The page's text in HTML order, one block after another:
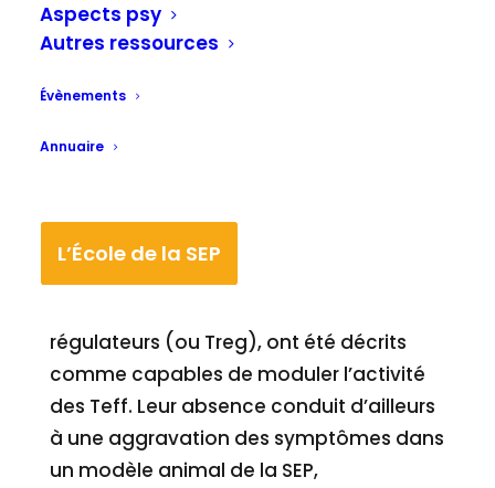
Aspects psy
Autres ressources
Évènements
Annuaire
L’École de la SEP
ouvrent de nouvelles perspectives
thérapeutiques.
(…) Dans la sclérose en plaques (SEP)
protectrice qui entoure les fibres
nerveuses. des cellules nerveuses.
régulateurs (ou Treg), ont été décrits
comme capables de moduler l’activité
des Teff. Leur absence conduit d’ailleurs
à une aggravation des symptômes dans
un modèle animal de la SEP,